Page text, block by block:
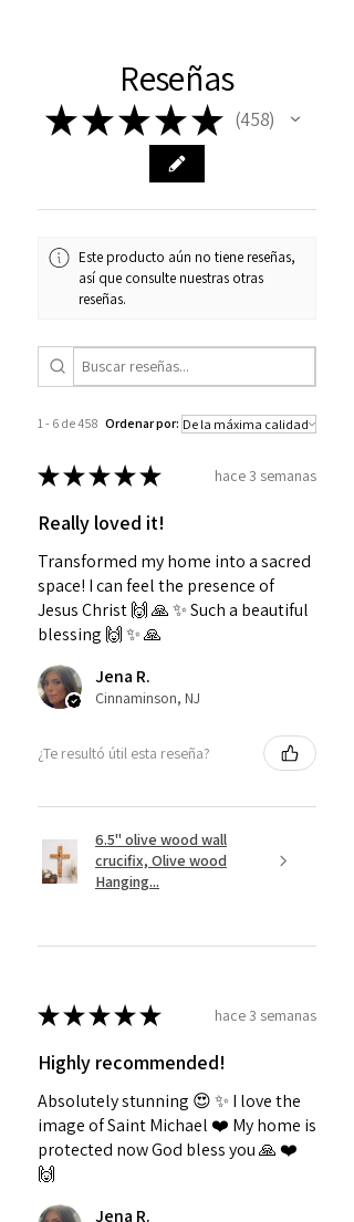
Reseñas
★★★★★ 458
458
Este producto aún no tiene reseñas,
así que consulte nuestras otras
reseñas.
1 - 6 de 458 Ordenar por:
★★★★★ hace 3 semanas
Really loved it!
Transformed my home into a sacred
space! I can feel the presence of
Jesus Christ 🙌 🙏 ✨️ Such a beautiful
blessing 🙌 ✨️ 🙏
Jena R.
Cinnaminson, NJ
¿Te resultó útil esta reseña?
6.5" olive wood wall
crucifix, Olive wood
Hanging...
★★★★★ hace 3 semanas
Highly recommended!
Absolutely stunning 😍 ✨️ I love the
image of Saint Michael ❤️ My home is
protected now God bless you 🙏 ❤️
🙌
Jena R.